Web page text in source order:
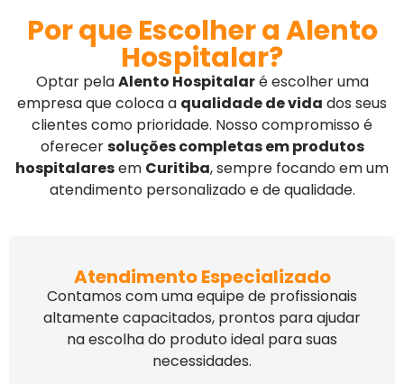
Por que Escolher a Alento
Hospitalar?
Optar pelaAlento Hospitalaré escolher uma
empresa que coloca a qualidade de vida dos seus
clientes como prioridade. Nosso compromisso é
oferecersoluções completas em produtos
hospitalaresem Curitiba, sempre focando em um
atendimento personalizado e de qualidade.
Atendimento Especializado
Contamos com uma equipe de profissionais
altamente capacitados, prontos para ajudar
na escolha do produto ideal para suas
necessidades.